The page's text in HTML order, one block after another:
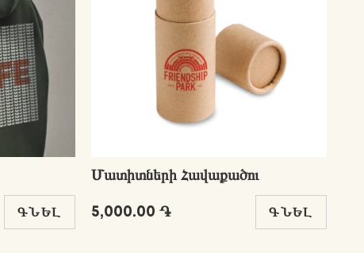
ԳՆԵԼ
Մատիտների Հավաքածու
5,000.00 ֏ ԳՆԵԼ